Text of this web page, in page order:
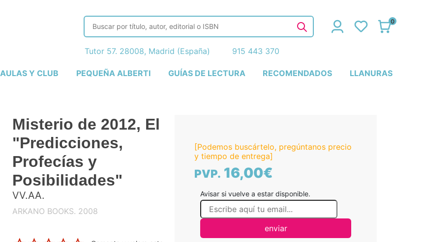
AULAS Y CLUB PEQUEÑA ALBERTI GUÍAS DE LECTURA RECOMENDADOS LLANURAS
0
Tutor 57. 28008, Madrid (España) 915 443 370
Misterio de 2012, El
"Predicciones,
Profecías y
Posibilidades"
VV.AA.
ARKANO BOOKS. 2008
[Podemos buscártelo, pregúntanos precio
y tiempo de entrega]
PVP. 16,00€
Avisar si vuelve a estar disponible.
enviar